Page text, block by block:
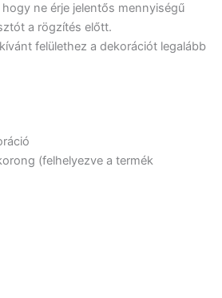
ne érje jelentős mennyiségű
a rögzítés előtt.
felülethez a dekorációt legalább
(felhelyezve a termék